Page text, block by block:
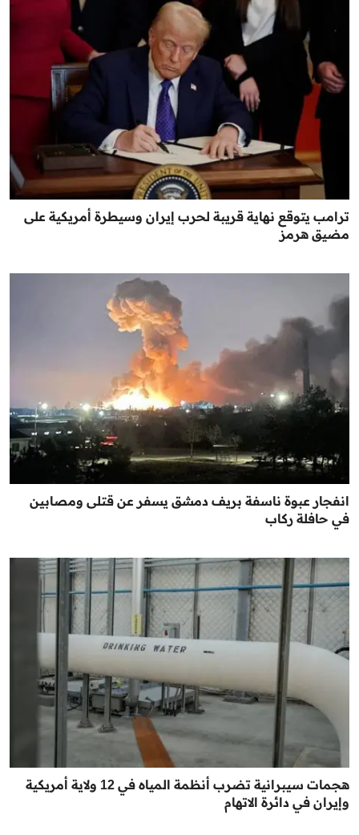
ترامب يتوقع نهاية قريبة لحرب إيران وسيطرة أمريكية على
مضيق هرمز
انفجار عبوة ناسفة بريف دمشق يسفر عن قتلى ومصابين
في حافلة ركاب
هجمات سيبرانية تضرب أنظمة المياه في 12 ولاية أمريكية
وإيران في دائرة الاتهام